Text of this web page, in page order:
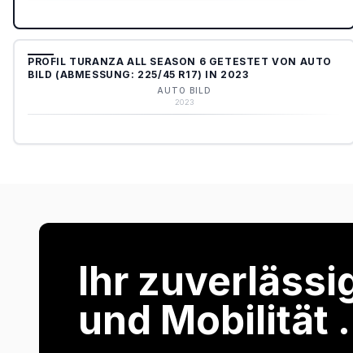
PROFIL TURANZA ALL SEASON 6 GETESTET VON AUTO
BILD (ABMESSUNG: 225/45 R17) IN 2023
AUTO BILD
2023
Ihr
und Mobilität .